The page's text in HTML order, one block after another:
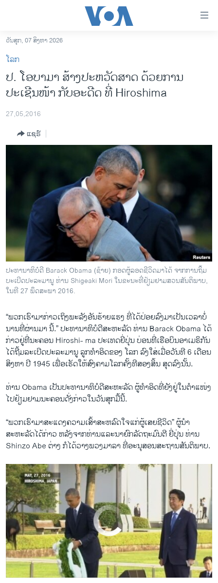
ເຂົ້າ
ຫາ
ຂ້າມ
ຂ້າມ
ຫາ
ລາວ
ອາເມຣິກາ
ຂ່າວ​ຈີນ
ໂລກ
ອິດສະຫຼະພາບດ້ານການຂ່າວ
ຊີວິດຊາວລາວ
ຊຸມຊົນຊາວລາວ
ວິທະຍາສາດ-ເທັກໂນໂລຈີ
ທຸລະກິດ
ພາສາອັງກິດ
ວີດີໂອ
ສຽງ
ລາຍການກະຈາຍສຽງ
ລາຍງານ
ຕິດຕາມພວກເຮົາ ທີ່
ພາສາຕ່າງໆ
ວັນສຸກ, 07 ສິງຫາ 2026
ໂລກ
ປ. ໂອບາມາ ສ້າງປະຫວັດສາດ ດ້ວຍການ
ປະເຊີນໜ້າ ກັບອະດີດ ທີ່ Hiroshima
27,05,2016
ແຊຣ໌
ປະທານາທິບໍດີ Barack Obama (ຊ້າຍ) ກອດຜູ້ລອດຊີວິດມາໄດ້ ຈາກການຖິ້ມ
ບະເບີດປະລະມານູ ທ່ານ Shigeaki Mori ໃນຂະນະທີ່ຢ້ຽມຢາມສວນສັນຕິພາບ,
ໃນທີ 27 ພຶດສະພາ 2016.
“ພວກ​ເຮົາ​ມາ​ກ່າວ​ເຖິງພະລັງ​ອັນ​ຮ້າຍ​ແຮງ ​ທີ່​ໄດ້​ປ່ອຍລົງມາເປັນ​ເວລາ​ບໍ່​
ນານ​ທີ່​ຜ່ານ​ມາ ນີ້.” ປະທານາທິບໍດີສະຫະລັດ ທ່ານ Barack Obama ​ໄດ້
ກ່າວຢູ່​ທີ່​ນະຄອນ Hiroshi- ma ປະ​ເທດ​ຍີ່​ປຸ່ນ ບ່ອນ​ທີ່​ເຮືອບິນ​ອາ​ເມຣິກັນ
ໄດ້ຖີ້ມລະ​ເບີດ​ປະລະມານູ​ ລູກ​ທຳ​ອິດຂອງ​ ໂລກ ລົງ​ໃສ່​ເມື່ອ​ວັນ​ທີ 6 ​ເດືອນ​
ສິງຫາ ປີ 1945 ​ເພື່ອເຮັດ​ໃຫ້ສົງຄາມ​ໂລກ​ຄັ້ງ​ທີ​ສອງສິ້ນ ສຸດ​ລົງ​ນັ້ນ.
ທ່ານ Obama ເປັນປະທານາທິບໍດີ​ສະຫະລັດ ຜູ້​ທຳ​ອິດ​ທີ່ຍັງຢູ່​ໃນ​ຕຳ​ແໜ່​ງ
​ໄປຢ້ຽມຢາມ​ນະຄອນ​ດັ່ງກ່າວ​ໃນ​ວັນ​ສຸກ​ມື້​ນີ້.
“ພວກ​ເຮົາ​ມາ​ສະ​ແດງ​ຄວາມ​ເສົ້າ​ສະຫ​ລົດ​ໃຈ​ແກ່​ຜູ້​ເສຍ​ຊີວິດ” ຜູ້ນຳ​
ສະຫະລັດ​ໄດ້​ກ່າວ ຫລັງ​ຈາກ​ທ່ານ​ແລະ​ນາຍົກລັດຖະມົນຕີ ຍີ່ປຸ່ນ ທ່ານ
Shinzo Abe ຕ່າງ ກໍ​ໄດ້​ວາງ​ພວງມາລາ ​ທີ່​ອະນຸສອນ​ສະ​ຖານສັນຕິພາບ.
EMBED SHARE
Obama Lays a Wreath in Hiroshima
No media source currently available